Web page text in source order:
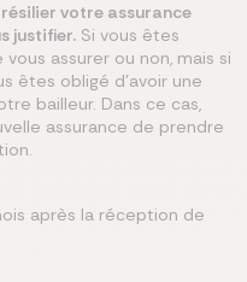
votre assurance
justifier. Si vous êtes
assurer ou non, mais si
êtes obligé d’avoir une
bailleur. Dans ce cas,
assurance de prendre
après la réception de